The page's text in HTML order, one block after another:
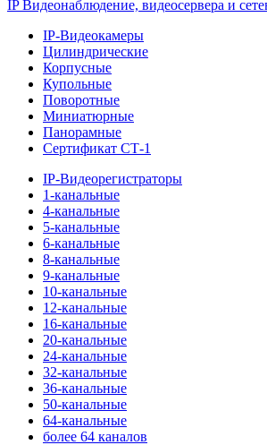
IP Видеонаблюдение, видеосервера и
IP-Видеокамеры
Цилиндрические
Корпусные
Купольные
Поворотные
Миниатюрные
Панорамные
Сертификат СТ-1
IP-Видеорегистраторы
1-канальные
4-канальные
5-канальные
6-канальные
8-канальные
9-канальные
10-канальные
12-канальные
16-канальные
20-канальные
24-канальные
32-канальные
36-канальные
50-канальные
64-канальные
более 64 каналов